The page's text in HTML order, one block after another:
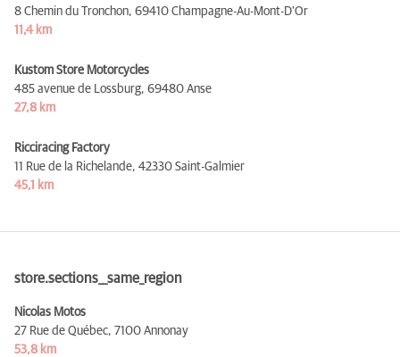
8 Chemin du Tronchon, 69410 Champagne-Au-Mont-D'Or
11,4 km
Kustom Store Motorcycles
485 avenue de Lossburg, 69480 Anse
27,8 km
Ricciracing Factory
11 Rue de la Richelande, 42330 Saint-Galmier
45,1 km
store.sections__same_region
Nicolas Motos
27 Rue de Québec, 7100 Annonay
53,8 km